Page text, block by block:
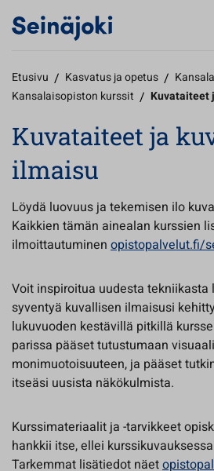
Etusivu / Kasvatus ja opetus /
Kansalaisopiston kurssit / Kuvataiteet
Kuvataiteet ja
ilmaisu
Löydä luovuus ja tekemisen ilo
Kaikkien tämän ainealan kurssien
ilmoittautuminen opistopalvelut.fi/
Voit inspiroitua uudesta
syventyä kuvallisen ilmaisusi
lukuvuoden kestävillä pitkillä
parissa pääset tutustumaan
monimuotoisuuteen, ja pääset
itseäsi uusista näkökulmista.
Kurssimateriaalit ja -tarvikkeet
hankkii itse, ellei
Tarkemmat lisätiedot näet